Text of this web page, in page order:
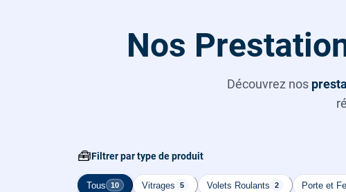
Nos
Découvrez nos
🧰Filtrer par type de produit
Tous 10 Vitrages 5 Volets Roulants 2 Porte et